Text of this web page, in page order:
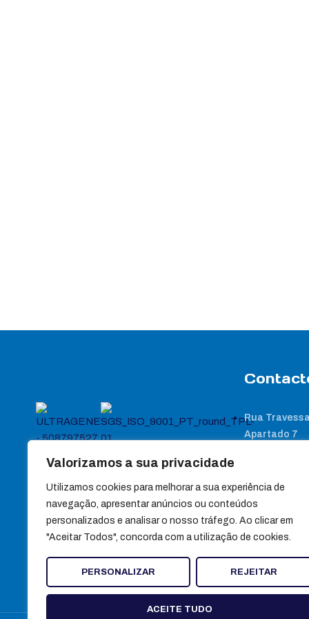
Valorizamos a sua privacidade
Utilizamos cookies para melhorar a sua experiência de
navegação, apresentar anúncios ou conteúdos
personalizados e analisar o nosso tráfego. Ao clicar em
"Aceitar Todos", concorda com a utilização de cookies.
PERSONALIZAR REJEITAR
ACEITE TUDO
Rua
Apartado 7
(+351) 232
Chamada para